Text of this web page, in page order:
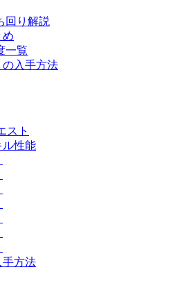
回り解説
め
一覧
の入手方法
スト
ル性能
手方法